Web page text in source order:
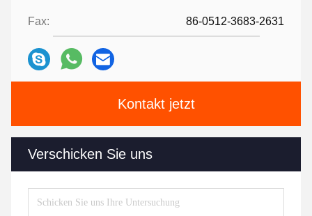
Fax: 86-0512-3683-2631
Kontakt jetzt
Verschicken Sie uns